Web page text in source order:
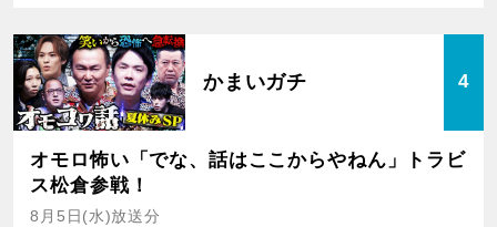
かまいガチ 4
オモロ怖い「でな、話はここからやねん」トラビ
ス松倉参戦！
8月5日(水)放送分